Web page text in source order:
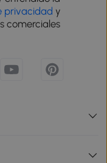
privacidad y
comerciales